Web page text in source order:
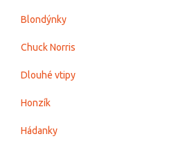
Blondýnky
Chuck Norris
Dlouhé vtipy
Honzík
Hádanky